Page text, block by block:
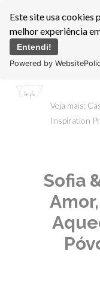
Este site usa cookies
melhor experiência
Entendi!
Powered by
Veja mais:
Inspiration
Sofia